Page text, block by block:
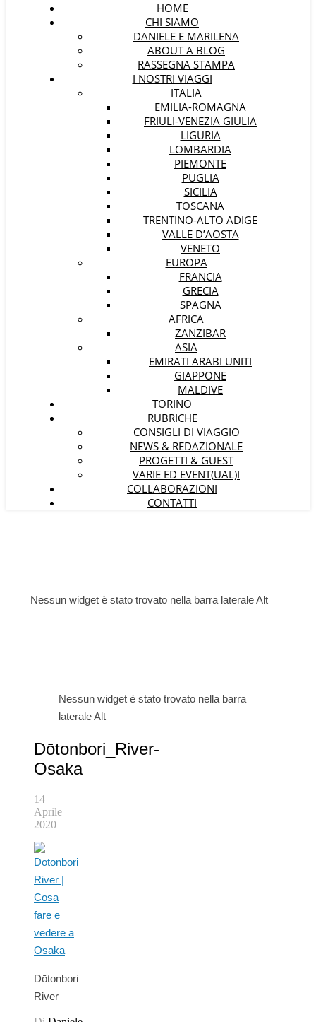
HOME
CHI SIAMO
DANIELE E MARILENA
ABOUT A BLOG
RASSEGNA STAMPA
I NOSTRI VIAGGI
ITALIA
EMILIA-ROMAGNA
FRIULI-VENEZIA GIULIA
LIGURIA
LOMBARDIA
PIEMONTE
PUGLIA
SICILIA
TOSCANA
TRENTINO-ALTO ADIGE
VALLE D’AOSTA
VENETO
EUROPA
FRANCIA
GRECIA
SPAGNA
AFRICA
ZANZIBAR
ASIA
EMIRATI ARABI UNITI
GIAPPONE
MALDIVE
TORINO
RUBRICHE
CONSIGLI DI VIAGGIO
NEWS & REDAZIONALE
PROGETTI & GUEST
VARIE ED EVENT(UAL)I
COLLABORAZIONI
CONTATTI
Nessun widget è stato trovato nella barra laterale Alt
Nessun widget è stato trovato nella barra
laterale Alt
Dōtonbori_River-
Osaka
14
Aprile
2020
Dōtonbori
River